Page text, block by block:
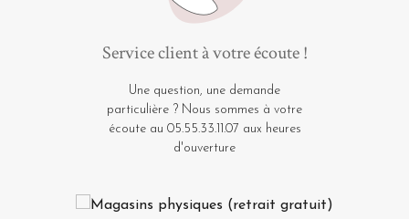
Service client à votre écoute !
Une question, une demande
particulière ? Nous sommes à votre
écoute au 05.55.33.11.07 aux heures
d'ouverture